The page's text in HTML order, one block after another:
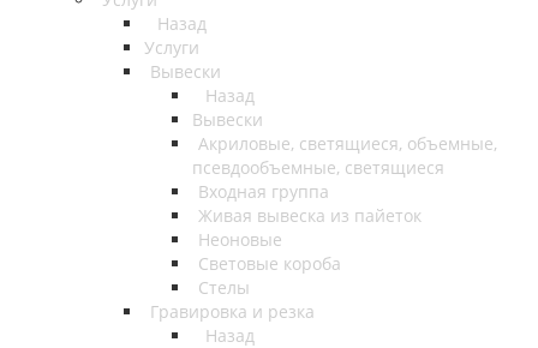
Назад
Услуги
Вывески
Назад
Вывески
Акриловые, светящиеся, объемные,
псевдообъемные, светящиеся
Входная группа
Живая вывеска из пайеток
Неоновые
Световые короба
Стелы
Гравировка и резка
Назад